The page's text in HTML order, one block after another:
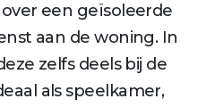
een geïsoleerde
aan de woning. In
zelfs deels bij de
als speelkamer,